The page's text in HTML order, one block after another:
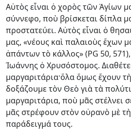
Αὐτὸς εἶναι ὁ χορὸς τῶν Ἁγίων
σύννεφο, ποὺ βρίσκεται δίπλα
προστατεύει. Αὐτὸς εἶναι ὁ
μας, «νέους καὶ παλαιοὺς ἔχων
ἁπάντων τὸ κάλλος» (PG 50,
Ἰωάννης ὁ Χρυσόστομος.
μαργαριτάρια·ὅλα ὅμως ἔχουν
δοξάζουμε τὸν Θεὸ γιὰ τὰ
μαργαριτάρια, ποὺ μᾶς στέλνει
μᾶς στρέφουν στὸν οὐρανὸ μὲ
παράδειγμά τους.